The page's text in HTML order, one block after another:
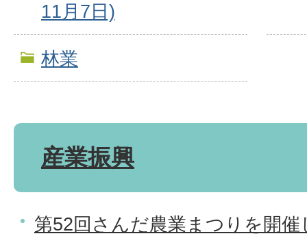
11月7日)
林業
産業振興
第52回さんだ農業まつりを開